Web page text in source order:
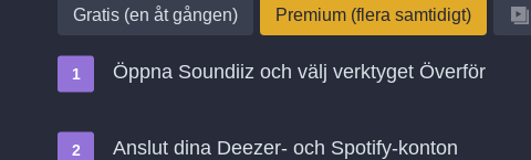
Gratis (en åt gången) Premium (flera samtidigt)
Öppna Soundiiz och välj verktyget Överför
Anslut dina Deezer- och Spotify-konton